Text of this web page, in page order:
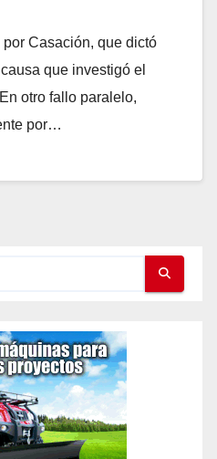
Casación, que dictó
que investigó el
otro fallo paralelo,
por…